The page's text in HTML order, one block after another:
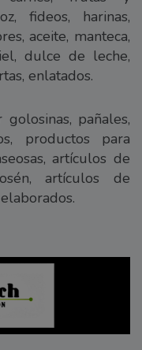
fideos, harinas,
aceite, manteca,
dulce de leche,
enlatados.
pañales,
productos para
artículos de
artículos de